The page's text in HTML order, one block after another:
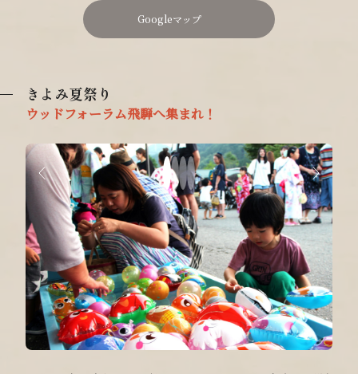
Googleマップ
きよみ夏祭り
ウッドフォーラム飛騨へ集まれ！